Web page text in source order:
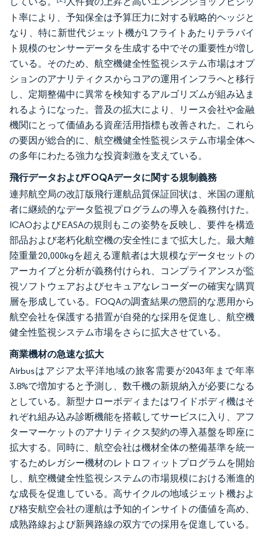
ト率により、予知保全は予算圧力に対する戦略的ヘッジと
なり、特に新世代ジェット機が1フライトあたりテラバイ
ト規模のセンサーデータを生成する中でその重要性が増し
ている。そのため、航空機健全性監視システム市場はオプ
ションのアナリティクスからコアの運用インフラへと移行
し、定期整備中に異常を検知するアルゴリズムが組み込ま
れるようになった。普及の拡大により、リース会社や金融
機関にとって価値ある資産活用指標も改善された。これら
の要因が総合的に、航空機健全性監視システム市場全体へ
の多年にわたる強力な投資刺激を支えている。
飛行データおよびFOQAデータに関する規制義務
連邦航空局の改訂版飛行運航品質保証回状は、米国の運航
者に継続的なデータ監視プログラムの導入を義務付けた。
ICAOおよびEASAの規則もこの姿勢を反映し、要件を構造
部品および老朽化航空機の安全性にまで拡大した。最大離
陸重量20,000kgを超える運航者は大規模なデータセットの
アーカイブと分析が義務付けられ、コンプライアンスが監
視ソフトウェアおよびセキュアなレコーダーの確実な購買
層を形成している。FOQAの調査結果の懲罰的な悪用から
航空会社を保護する措置が自発的な採用を促進し、航空機
健全性監視システム市場をさらに拡大させている。
商業機材の急速な拡大
Airbusはアジア太平洋地域の旅客需要が2043年まで年率
3.8%で増加すると予測し、数千機の新規納入が必要になる
としている。新型ナローボディまたはワイドボディ機はそ
れぞれ組み込み診断機能を搭載してサービスに入り、アフ
ターマーケットのアナリティクス契約の導入基盤を即座に
拡大する。同時に、航空会社は機材全体の整備基準を統一
するためレガシー機材のレトロフィットプログラムを開始
し、航空機健全性監視システムの市場規模における漸進的
な成長を促進している。高サイクルの地域ジェット機およ
び格安航空会社の運航は予知的インサイトの価値を高め、
成熟路線および新興路線の双方での採用を促進している。